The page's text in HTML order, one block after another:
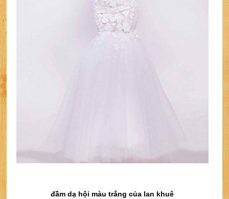
đầm dạ hội màu trắng của lan khuê